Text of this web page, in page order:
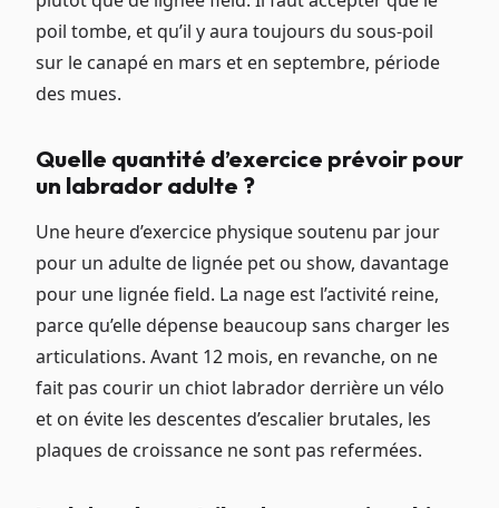
poil tombe, et qu’il y aura toujours du sous-poil
sur le canapé en mars et en septembre, période
des mues.
Quelle quantité d’exercice prévoir pour
un labrador adulte ?
Une heure d’exercice physique soutenu par jour
pour un adulte de lignée pet ou show, davantage
pour une lignée field. La nage est l’activité reine,
parce qu’elle dépense beaucoup sans charger les
articulations. Avant 12 mois, en revanche, on ne
fait pas courir un chiot labrador derrière un vélo
et on évite les descentes d’escalier brutales, les
plaques de croissance ne sont pas refermées.